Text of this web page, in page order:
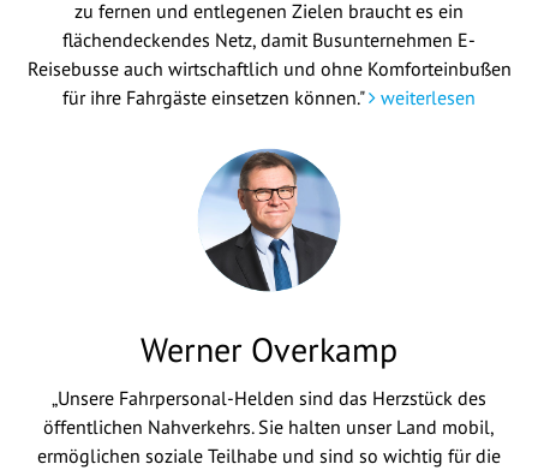
zu fernen und entlegenen Zielen braucht es ein
flächendeckendes Netz, damit Busunternehmen E-
Reisebusse auch wirtschaftlich und ohne Komforteinbußen
für ihre Fahrgäste einsetzen können."
weiterlesen
Werner Overkamp
„Unsere Fahrpersonal-Helden sind das Herzstück des
öffentlichen Nahverkehrs. Sie halten unser Land mobil,
ermöglichen soziale Teilhabe und sind so wichtig für die